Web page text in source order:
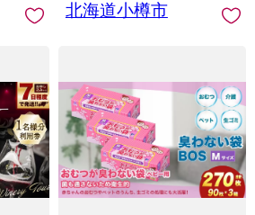
北海道小樽市